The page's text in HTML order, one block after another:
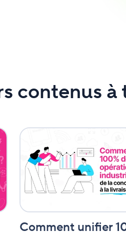
contenus
Comment unifier
Comment
100
de
vos
opérations
industrielles,
de
la